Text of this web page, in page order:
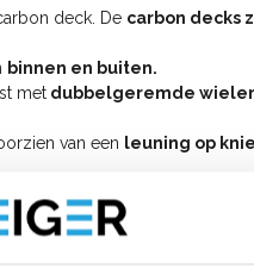
deck. De carbon decks
binnen en buiten.
met dubbelgeremde
van een leuning op
op?